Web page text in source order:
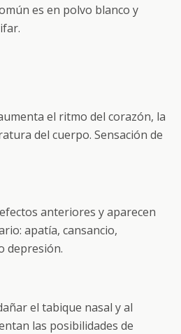
es en polvo blanco y
el ritmo del corazón, la
del cuerpo. Sensación de
anteriores y aparecen
apatía, cansancio,
depresión.
el tabique nasal y al
las posibilidades de